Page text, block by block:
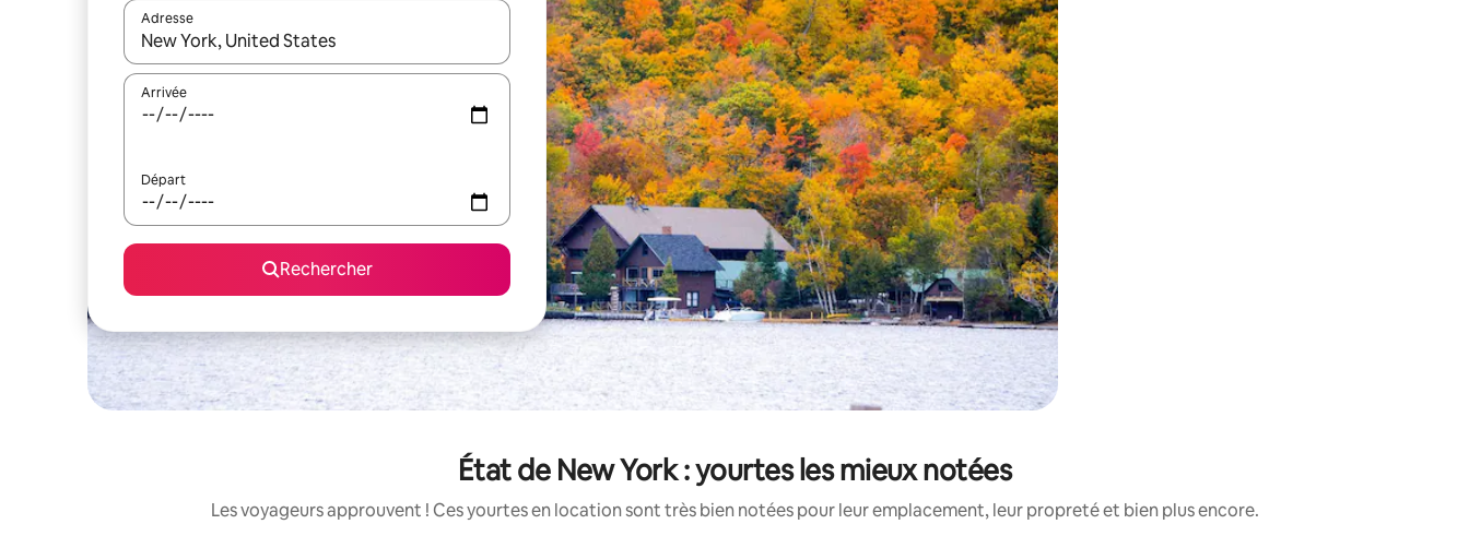
Adresse
Lorsque les résultats s'affichent, utilisez les flèches vers le haut et vers le bas pour les parcourir ou en appuyant et en faisant glisser.
Arrivée
Départ
Rechercher
État de New York : yourtes les mieux notées
Les voyageurs approuvent ! Ces yourtes en location sont très bien notées pour leur emplacement, leur propreté et bien plus encore.